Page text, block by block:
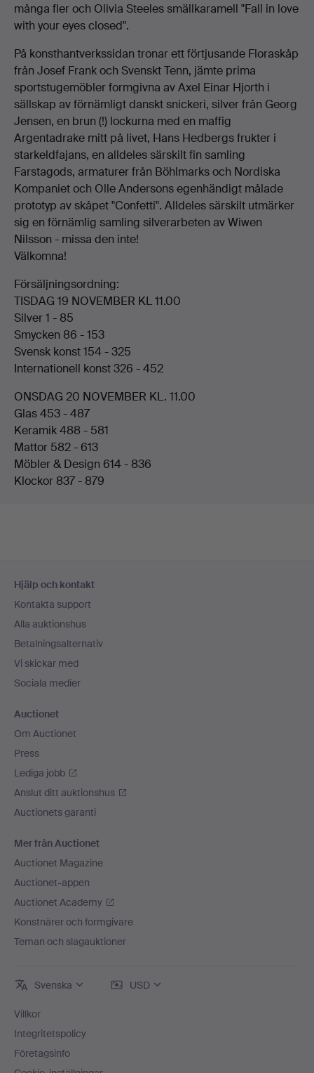
många fler och Olivia Steeles smällkaramell "Fall in love
with your eyes closed".
På konsthantverkssidan tronar ett förtjusande Floraskåp
från Josef Frank och Svenskt Tenn, jämte prima
sportstugemöbler formgivna av Axel Einar Hjorth i
sällskap av förnämligt danskt snickeri, silver från Georg
Jensen, en brun (!) lockurna med en maffig
Argentadrake mitt på livet, Hans Hedbergs frukter i
starkeldfajans, en alldeles särskilt fin samling
Farstagods, armaturer från Böhlmarks och Nordiska
Kompaniet och Olle Andersons egenhändigt målade
prototyp av skåpet "Confetti". Alldeles särskilt utmärker
sig en förnämlig samling silverarbeten av Wiwen
Nilsson - missa den inte!
Välkomna!
Försäljningsordning:
TISDAG 19 NOVEMBER KL 11.00
Silver 1 - 85
Smycken 86 - 153
Svensk konst 154 - 325
Internationell konst 326 - 452
ONSDAG 20 NOVEMBER KL. 11.00
Glas 453 - 487
Keramik 488 - 581
Mattor 582 - 613
Möbler & Design 614 - 836
Klockor 837 - 879
Hjälp och kontakt
Kontakta support
Alla auktionshus
Betalningsalternativ
Vi skickar med
Sociala medier
Auctionet
Om Auctionet
Press
Lediga jobb
Anslut ditt auktionshus
Auctionets garanti
Mer från Auctionet
Auctionet Magazine
Auctionet-appen
Auctionet Academy
Konstnärer och formgivare
Teman och slagauktioner
Svenska USD
Villkor
Integritetspolicy
Företagsinfo